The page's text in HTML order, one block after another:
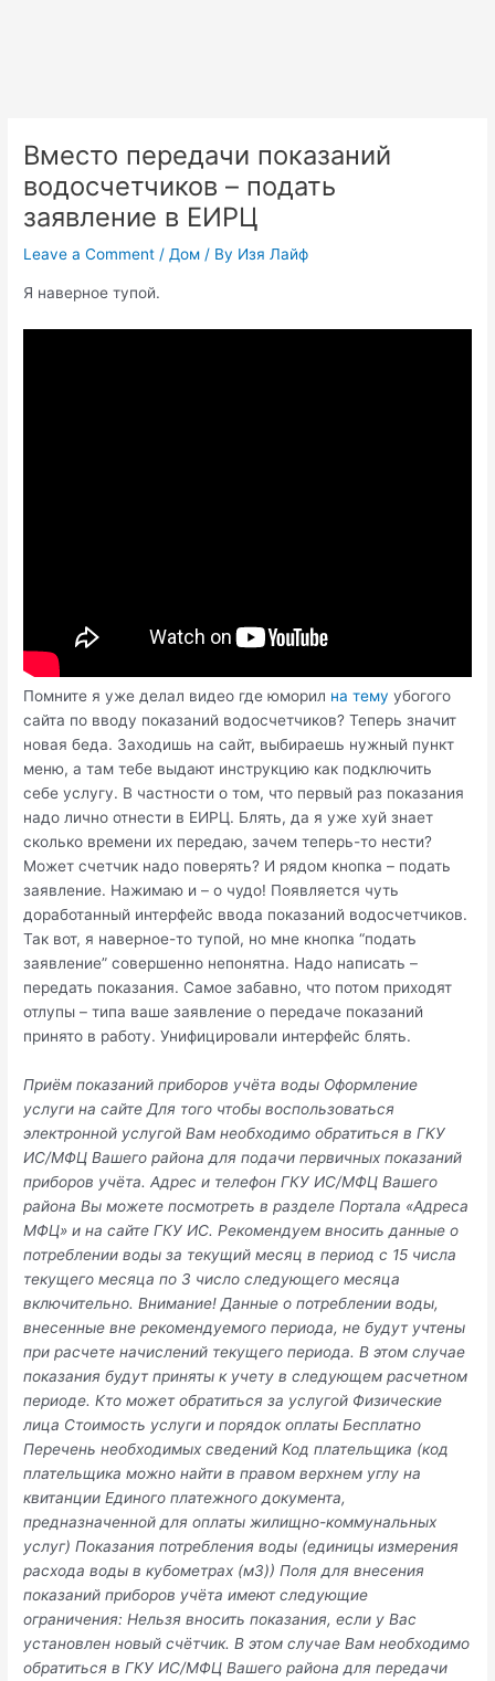
Вместо передачи показаний
водосчетчиков – подать
заявление в ЕИРЦ
Leave a Comment /Дом / By Изя Лайф
Я наверное тупой.
Помните я уже делал видео где юморил на тему убогого
сайта по вводу показаний водосчетчиков? Теперь значит
новая беда. Заходишь на сайт, выбираешь нужный пункт
меню, а там тебе выдают инструкцию как подключить
себе услугу. В частности о том, что первый раз показания
надо лично отнести в ЕИРЦ. Блять, да я уже хуй знает
сколько времени их передаю, зачем теперь-то нести?
Может счетчик надо поверять? И рядом кнопка – подать
заявление. Нажимаю и – о чудо! Появляется чуть
доработанный интерфейс ввода показаний водосчетчиков.
Так вот, я наверное-то тупой, но мне кнопка “подать
заявление” совершенно непонятна. Надо написать –
передать показания. Самое забавно, что потом приходят
отлупы – типа ваше заявление о передаче показаний
принято в работу. Унифицировали интерфейс блять.
Приём показаний приборов учёта воды Оформление
услуги на сайте Для того чтобы воспользоваться
электронной услугой Вам необходимо обратиться в ГКУ
ИС/МФЦ Вашего района для подачи первичных показаний
приборов учёта. Адрес и телефон ГКУ ИС/МФЦ Вашего
района Вы можете посмотреть в разделе Портала «Адреса
МФЦ» и на сайте ГКУ ИС. Рекомендуем вносить данные о
потреблении воды за текущий месяц в период с 15 числа
текущего месяца по 3 число следующего месяца
включительно. Внимание! Данные о потреблении воды,
внесенные вне рекомендуемого периода, не будут учтены
при расчете начислений текущего периода. В этом случае
показания будут приняты к учету в следующем расчетном
периоде. Кто может обратиться за услугой Физические
лица Стоимость услуги и порядок оплаты Бесплатно
Перечень необходимых сведений Код плательщика (код
плательщика можно найти в правом верхнем углу на
квитанции Единого платежного документа,
предназначенной для оплаты жилищно-коммунальных
услуг) Показания потребления воды (единицы измерения
расхода воды в кубометрах (м3)) Поля для внесения
показаний приборов учёта имеют следующие
ограничения: Нельзя вносить показания, если у Вас
установлен новый счётчик. В этом случае Вам необходимо
обратиться в ГКУ ИС/МФЦ Вашего района для передачи